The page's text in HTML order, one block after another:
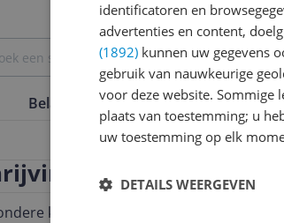
Belangrijkste kenmerken
0037103346636
kenmerken Conische punt van 0,4
identificatoren en
advertenties en content,
(1892) kunnen uw gegevens
gebruik van nauwkeurige
voor deze website. Sommige
plaats van toestemming; u
uw toestemming op elk
DETAILS WEERGEVEN